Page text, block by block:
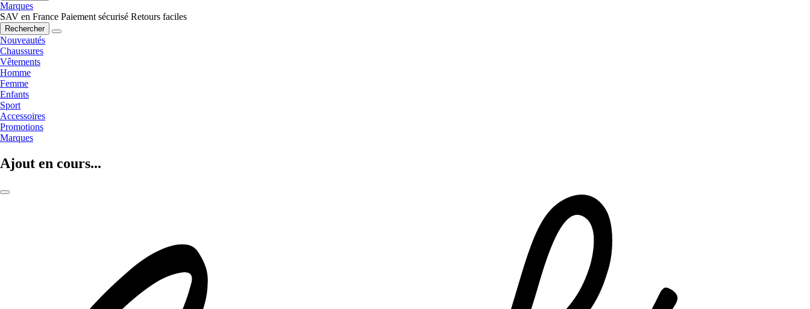
Marques
SAV en France Paiement sécurisé Retours faciles
Rechercher
Nouveautés
Chaussures
Vêtements
Homme
Femme
Enfants
Sport
Accessoires
Promotions
Marques
Ajout en cours...